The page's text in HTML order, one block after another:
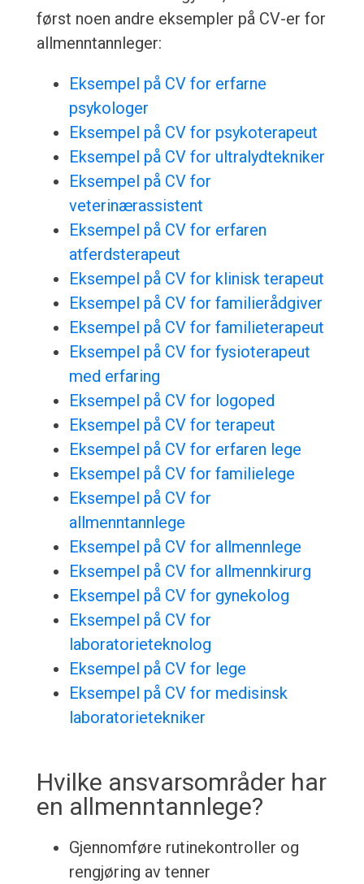
først noen andre eksempler på CV-er for
allmenntannleger:
Eksempel på CV for erfarne
psykologer
Eksempel på CV for psykoterapeut
Eksempel på CV for ultralydtekniker
Eksempel på CV for
veterinærassistent
Eksempel på CV for erfaren
atferdsterapeut
Eksempel på CV for klinisk terapeut
Eksempel på CV for familierådgiver
Eksempel på CV for familieterapeut
Eksempel på CV for fysioterapeut
med erfaring
Eksempel på CV for logoped
Eksempel på CV for terapeut
Eksempel på CV for erfaren lege
Eksempel på CV for familielege
Eksempel på CV for
allmenntannlege
Eksempel på CV for allmennlege
Eksempel på CV for allmennkirurg
Eksempel på CV for gynekolog
Eksempel på CV for
laboratorieteknolog
Eksempel på CV for lege
Eksempel på CV for medisinsk
laboratorietekniker
Hvilke ansvarsområder har
en allmenntannlege?
Gjennomføre rutinekontroller og
rengjøring av tenner